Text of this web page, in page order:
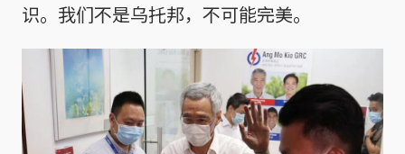
识。我们不是乌托邦，不可能完美。